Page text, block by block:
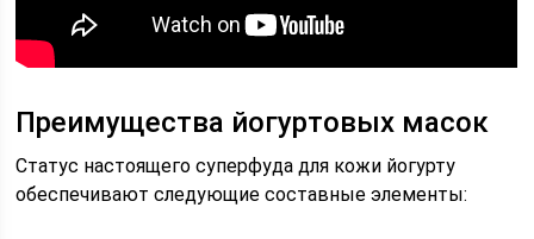
Преимущества йогуртовых масок
Статус настоящего суперфуда для кожи йогурту
обеспечивают следующие составные элементы: